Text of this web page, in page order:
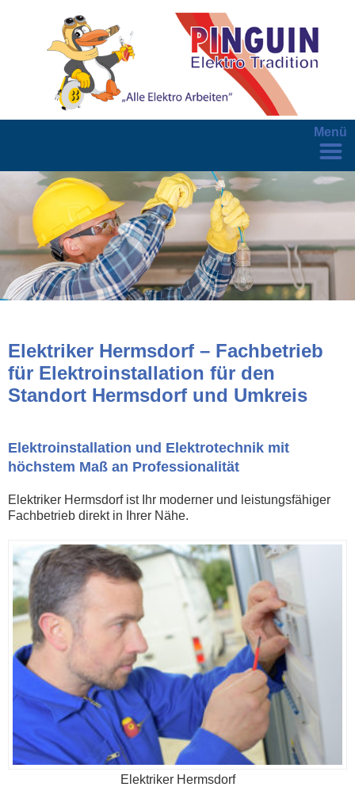
Menü
Elektriker Hermsdorf – Fachbetrieb
für Elektroinstallation für den
Standort Hermsdorf und Umkreis
Elektroinstallation und Elektrotechnik mit
höchstem Maß an Professionalität
Elektriker Hermsdorf ist Ihr moderner und leistungsfähiger
Fachbetrieb direkt in Ihrer Nähe.
Elektriker Hermsdorf